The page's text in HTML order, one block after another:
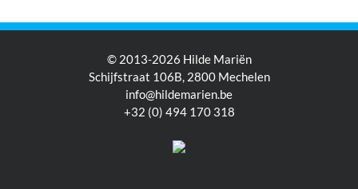
© 2013-2026 Hilde Mariën
Schijfstraat 106B, 2800 Mechelen
info@hildemarien.be
+32 (0) 494 170 318